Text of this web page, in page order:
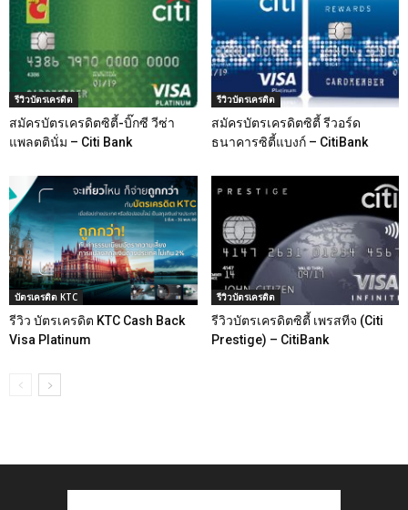
รีวิวบัตรเครดิต
สมัครบัตรเครดิตซิตี้-บิ๊กซี วีซ่า
แพลตตินั่ม – Citi Bank
รีวิวบัตรเครดิต
สมัครบัตรเครดิตซิตี้ รีวอร์ด
ธนาคารซิตี้แบงก์ – CitiBank
บัตรเครดิต KTC
รีวิว บัตรเครดิต KTC Cash Back
Visa Platinum
รีวิวบัตรเครดิต
รีวิวบัตรเครดิตซิตี้ เพรสทีจ (Citi
Prestige) – CitiBank